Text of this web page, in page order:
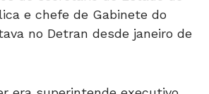
e chefe de Gabinete do
no Detran desde janeiro de